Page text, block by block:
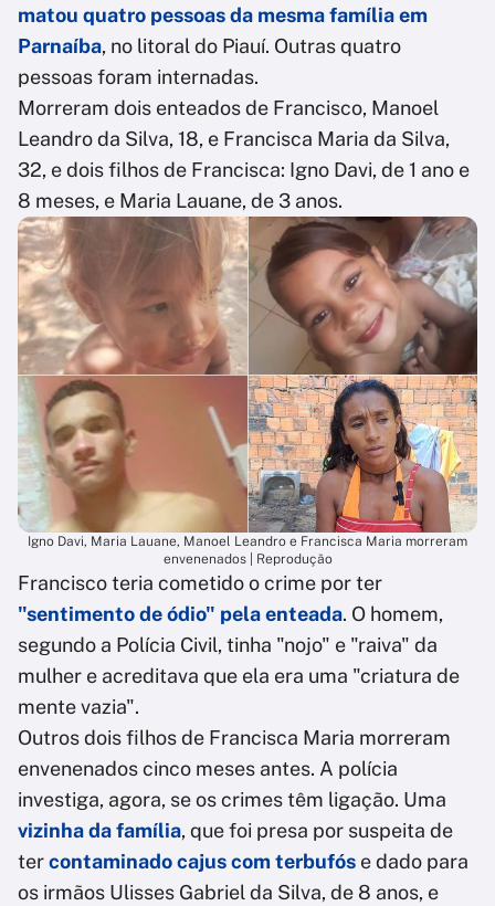
matou quatro pessoas da mesma família em
Parnaíba, no litoral do Piauí. Outras quatro
pessoas foram internadas.
Morreram dois enteados de Francisco, Manoel
Leandro da Silva, 18, e Francisca Maria da Silva,
32, e dois filhos de Francisca: Igno Davi, de 1 ano e
8 meses, e Maria Lauane, de 3 anos.
Igno Davi, Maria Lauane, Manoel Leandro e Francisca Maria morreram
envenenados | Reprodução
Francisco teria cometido o crime por ter
"sentimento de ódio" pela enteada. O homem,
segundo a Polícia Civil, tinha "nojo" e "raiva" da
mulher e acreditava que ela era uma "criatura de
mente vazia".
Outros dois filhos de Francisca Maria morreram
envenenados cinco meses antes. A polícia
investiga, agora, se os crimes têm ligação. Uma
vizinha da família, que foi presa por suspeita de
tercontaminado cajus com terbufós e dado para
os irmãos Ulisses Gabriel da Silva, de 8 anos, e